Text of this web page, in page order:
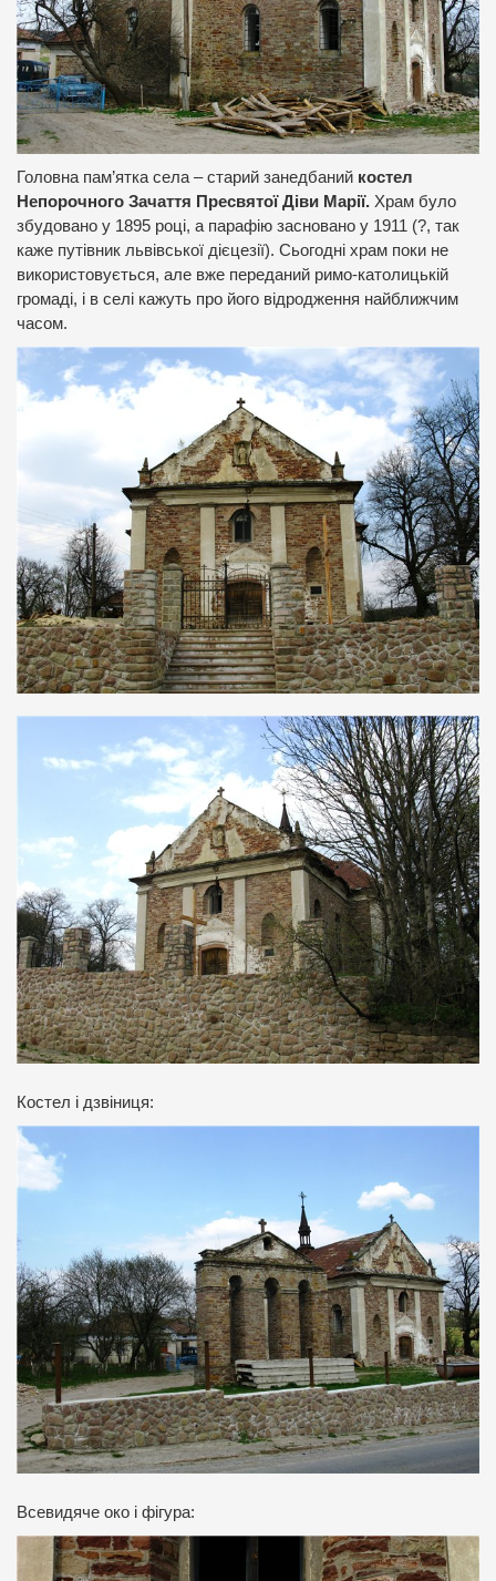
Головна пам’ятка села – старий занедбаний костел
Непорочного Зачаття Пресвятої Діви Марії. Храм було
збудовано у 1895 році, а парафію засновано у 1911 (?, так
каже путівник львівської дієцезії). Сьогодні храм поки не
використовується, але вже переданий римо-католицькій
громаді, і в селі кажуть про його відродження найближчим
часом.
Костел і дзвіниця:
Всевидяче око і фігура: